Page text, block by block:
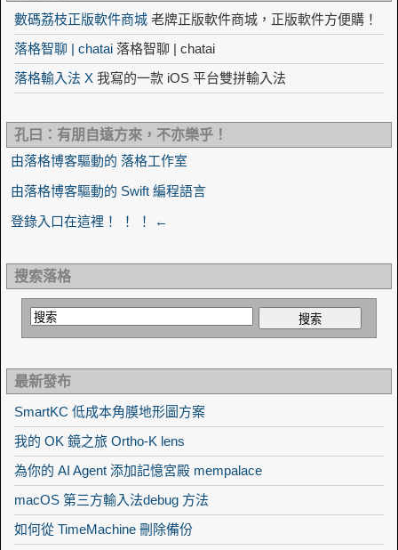
數碼荔枝正版軟件商城 老牌正版軟件商城，正版軟件方便購！
落格智聊 | chatai 落格智聊 | chatai
落格輸入法 X 我寫的一款 iOS 平台雙拼輸入法
孔曰：有朋自遠方來，不亦樂乎！
由落格博客驅動的 落格工作室
由落格博客驅動的 Swift 編程語言
登錄入口在這裡！ ！ ！ ←
搜索落格
最新發布
SmartKC 低成本角膜地形圖方案
我的 OK 鏡之旅 Ortho-K lens
為你的 AI Agent 添加記憶宮殿 mempalace
macOS 第三方輸入法debug 方法
如何從 TimeMachine 刪除備份